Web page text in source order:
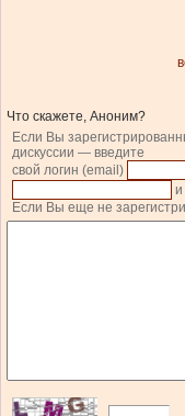
Что скажете, Аноним?
Если Вы
дискуссии — введите
свой логин (email)
и
Если Вы еще не